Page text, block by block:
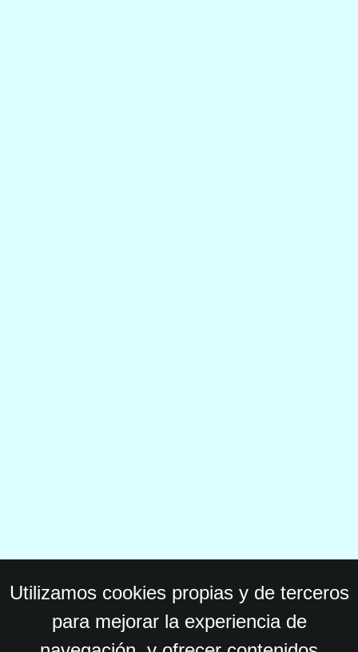
Utilizamos cookies propias y de terceros
para mejorar la experiencia de